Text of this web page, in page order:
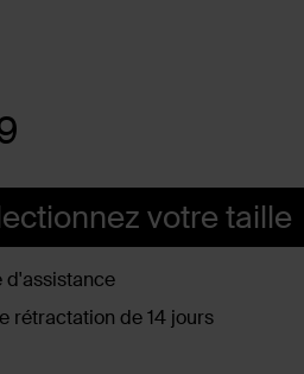
votre taille
d'assistance
rétractation de 14 jours